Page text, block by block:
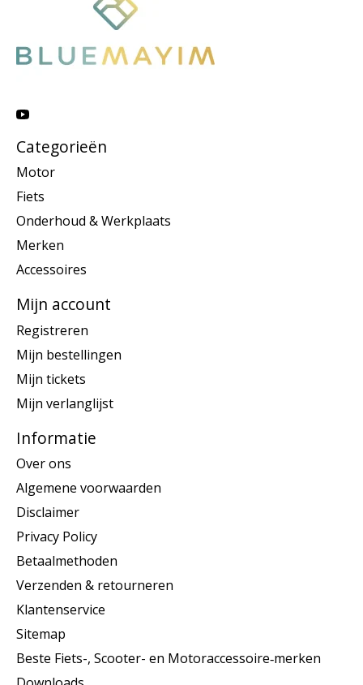
Categorieën
Motor
Fiets
Onderhoud & Werkplaats
Merken
Accessoires
Mijn account
Registreren
Mijn bestellingen
Mijn tickets
Mijn verlanglijst
Informatie
Over ons
Algemene voorwaarden
Disclaimer
Privacy Policy
Betaalmethoden
Verzenden & retourneren
Klantenservice
Sitemap
Beste Fiets-, Scooter- en Motoraccessoire‑merken